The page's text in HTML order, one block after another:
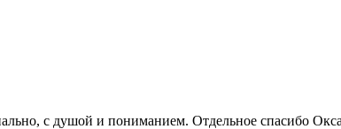
с душой и пониманием. Отдельное спасибо